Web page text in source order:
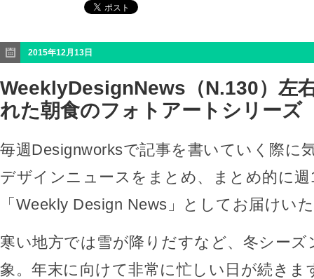
2015年12月13日
WeeklyDesignNews（N.130）左
れた朝食のフォトアートシリーズ
毎週Designworksで記事を書いていく際に
デザインニュースをまとめ、まとめ的に週
「Weekly Design News」としてお届けい
寒い地方では雪が降りだすなど、冬シーズ
象。年末に向けて非常に忙しい日が続きま